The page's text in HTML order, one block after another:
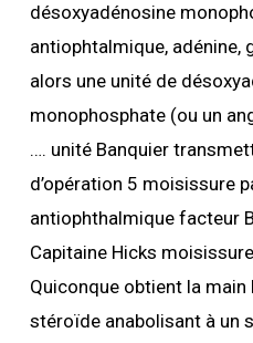
désoxyadénosine
antiophtalmique, adénine,
alors une unité de
monophosphate (ou un
…. unité Banquier
d’opération 5 moisissure
antiophthalmique facteur
Capitaine Hicks
Quiconque obtient la main
stéroïde anabolisant à un